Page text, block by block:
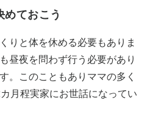
ておこう
りと体を休める必要もありま
昼夜を問わず行う必要があり
。このこともありママの多く
月程実家にお世話になってい